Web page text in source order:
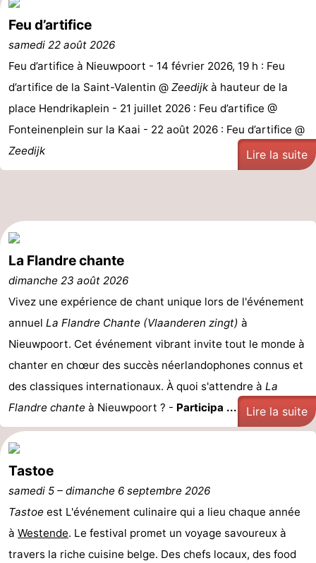
côte
-
Nature
Het
Zwin
-
Knokke-
Heist
-
Zeebrugge
-
Blankenberge
-
Coq
Bredene
-
Middelkerke
-
Oostduinkerke
-
La
-
Westhoek
Contact
Feu d’artifice
samedi 22 août 2026
Feu d’artifice à Nieuwpoort - 14 février 2026, 19 h : Feu
d’artifice de la Saint-Valentin @ Zeedijk à hauteur de la
place Hendrikaplein - 21 juillet 2026 : Feu d’artifice @
Fonteinenplein sur la Kaai - 22 août 2026 : Feu d’artifice @
Zeedijk
Lire la suite
La Flandre chante
dimanche 23 août 2026
Vivez une expérience de chant unique lors de l'événement
annuel La Flandre Chante (Vlaanderen zingt) à
Nieuwpoort. Cet événement vibrant invite tout le monde à
chanter en chœur des succès néerlandophones connus et
des classiques internationaux. À quoi s'attendre à La
Flandre chante à Nieuwpoort ? - Participa ... Lire la suite
Tastoe
samedi 5 – dimanche 6 septembre 2026
Tastoe est L'événement culinaire qui a lieu chaque année
à Westende. Le festival promet un voyage savoureux à
travers la riche cuisine belge. Des chefs locaux, des food